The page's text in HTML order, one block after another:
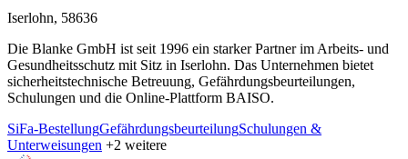
Iserlohn, 58636
Die Blanke GmbH ist seit 1996 ein starker Partner im Arbeits- und
Gesundheitsschutz mit Sitz in Iserlohn. Das Unternehmen bietet
sicherheitstechnische Betreuung, Gefährdungsbeurteilungen,
Schulungen und die Online-Plattform BAISO.
SiFa-BestellungGefährdungsbeurteilungSchulungen &
Unterweisungen +2 weitere